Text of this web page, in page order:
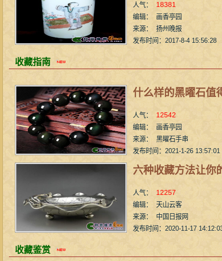
人气： 18381
编辑： 画香亭园
来源： 扬州晚报
发布时间：2017-8-4 15:56:28
收藏指南
什么样的黑曜石值
人气： 12542
编辑： 画香亭园
来源： 黑曜石手串
发布时间：2021-1-26 13:57:01
六种收藏方法让你
人气： 12257
编辑： 天山云客
来源： 中国日报网
发布时间：2020-11-17
收藏鉴赏